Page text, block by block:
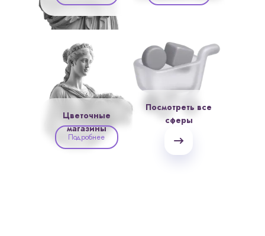
Цветочные
магазины
Подробнее
Посмотреть все
сферы